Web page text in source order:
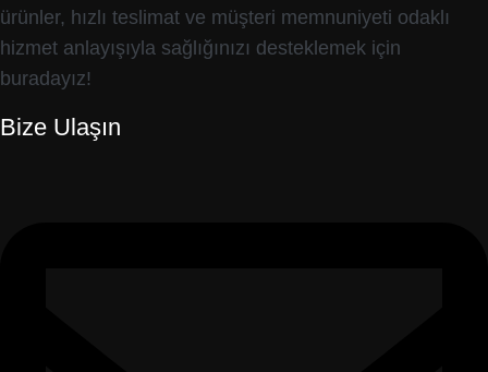
ürünler, hızlı teslimat ve müşteri memnuniyeti odaklı
hizmet anlayışıyla sağlığınızı desteklemek için
buradayız!
Bize Ulaşın